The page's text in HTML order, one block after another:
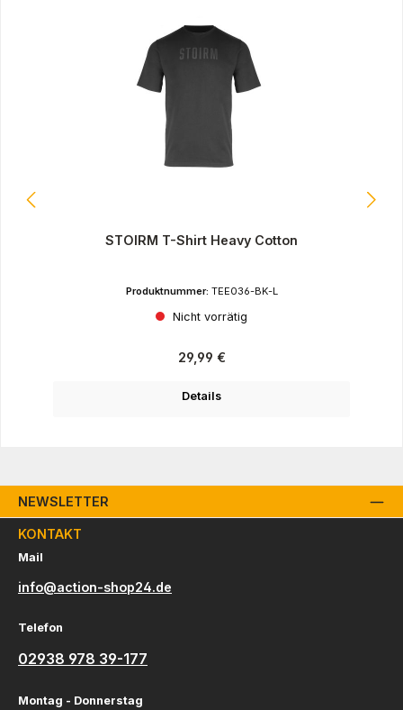
STOIRM T-Shirt Heavy Cotton
Produktnummer: TEE036-BK-L
Nicht vorrätig
Regulärer Preis:
29,99 €
Details
NEWSLETTER
KONTAKT
Mail
info@action-shop24.de
Telefon
02938 978 39-177
Montag - Donnerstag